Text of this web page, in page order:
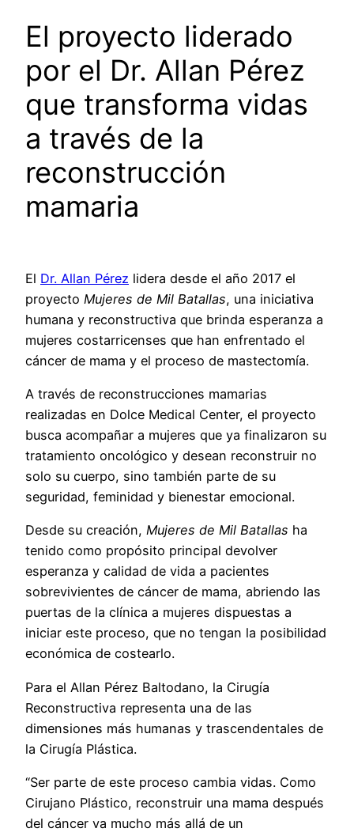
El proyecto liderado
por el Dr. Allan Pérez
que transforma vidas
a través de la
reconstrucción
mamaria
El Dr. Allan Pérez lidera desde el año 2017 el
proyecto Mujeres de Mil Batallas, una iniciativa
humana y reconstructiva que brinda esperanza a
mujeres costarricenses que han enfrentado el
cáncer de mama y el proceso de mastectomía.
A través de reconstrucciones mamarias
realizadas en Dolce Medical Center, el proyecto
busca acompañar a mujeres que ya finalizaron su
tratamiento oncológico y desean reconstruir no
solo su cuerpo, sino también parte de su
seguridad, feminidad y bienestar emocional.
Desde su creación, Mujeres de Mil Batallas ha
tenido como propósito principal devolver
esperanza y calidad de vida a pacientes
sobrevivientes de cáncer de mama, abriendo las
puertas de la clínica a mujeres dispuestas a
iniciar este proceso, que no tengan la posibilidad
económica de costearlo.
Para el Allan Pérez Baltodano, la Cirugía
Reconstructiva representa una de las
dimensiones más humanas y trascendentales de
la Cirugía Plástica.
“Ser parte de este proceso cambia vidas. Como
Cirujano Plástico, reconstruir una mama después
del cáncer va mucho más allá de un